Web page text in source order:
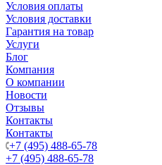
Условия оплаты
Условия доставки
Гарантия на товар
Услуги
Блог
Компания
О компании
Новости
Отзывы
Контакты
Контакты
+7 (495) 488-65-78
+7 (495) 488-65-78